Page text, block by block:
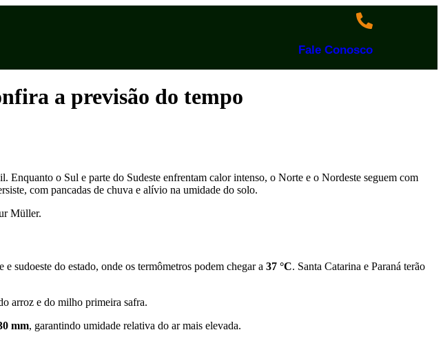
Fale Conosco
a previsão do tempo
o Sul e parte do Sudeste enfrentam calor intenso, o Norte e o Nordeste seguem com
com pancadas de chuva e alívio na umidade do solo.
Müller.
e sudoeste do estado, onde os termômetros podem chegar a 37 °C. Santa Catarina e Paraná terão
arroz e do milho primeira safra.
mm, garantindo umidade relativa do ar mais elevada.